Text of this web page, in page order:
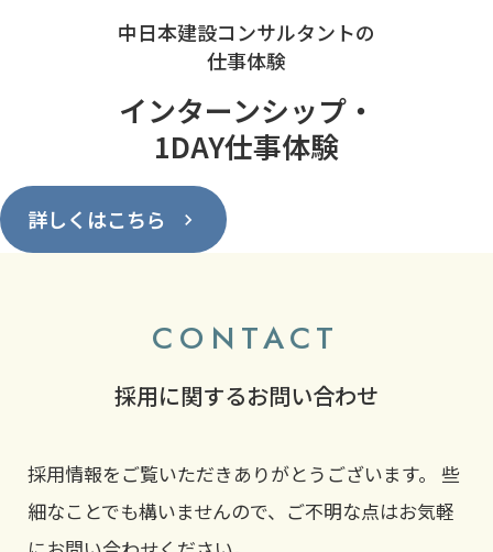
中日本建設コンサルタントの
仕事体験
インターンシップ・
1DAY仕事体験
詳しくはこちら
CONTACT
採用に関するお問い合わせ
採用情報をご覧いただきありがとうございます。 些
細なことでも構いませんので、ご不明な点はお気軽